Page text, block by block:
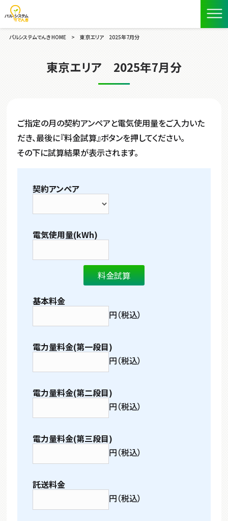
パルシステムでんき HOME > 東京エリア 2025年7月分
東京エリア 2025年7月分
ご指定の月の契約アンペアと電気使用量をご入力いた
だき、最後に『料金試算』ボタンを押してください。
その下に試算結果が表示されます。
契約アンペア
電気使用量(kWh)
基本料金
円（税込）
電力量料金(第一段目)
円（税込）
電力量料金(第二段目)
円（税込）
電力量料金(第三段目)
円（税込）
託送料金
円（税込）